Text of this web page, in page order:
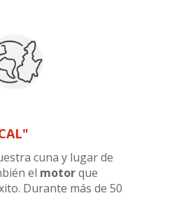
cuna y lugar de
el motorque
Durante más de 50